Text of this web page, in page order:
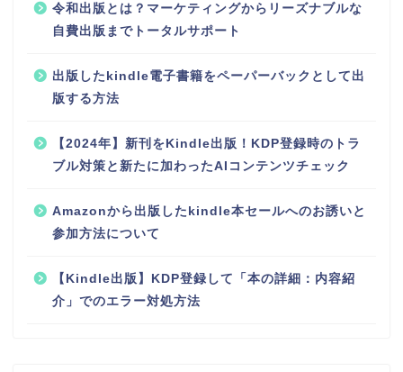
令和出版とは？マーケティングからリーズナブルな
自費出版までトータルサポート
出版したkindle電子書籍をペーパーバックとして出
版する方法
【2024年】新刊をKindle出版！KDP登録時のトラ
ブル対策と新たに加わったAIコンテンツチェック
Amazonから出版したkindle本セールへのお誘いと
参加方法について
【Kindle出版】KDP登録して「本の詳細：内容紹
介」でのエラー対処方法